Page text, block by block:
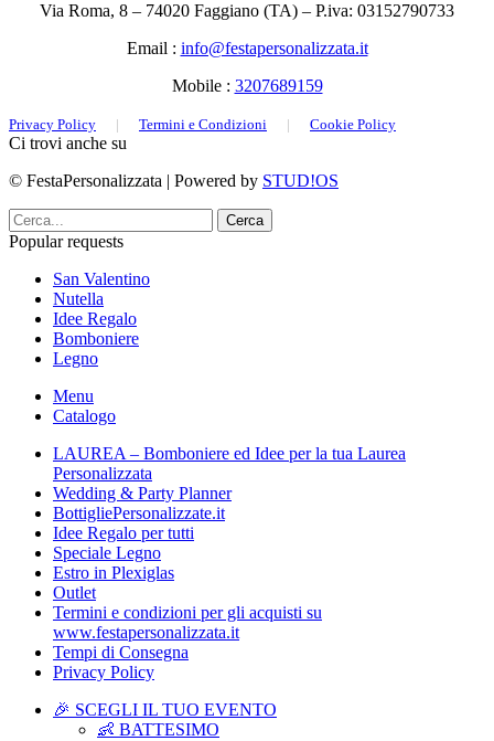
Via Roma, 8 – 74020 Faggiano (TA) – P.iva: 03152790733
Email : info@festapersonalizzata.it
Mobile : 3207689159
Privacy Policy | Termini e Condizioni | Cookie Policy
Ci trovi anche su
© FestaPersonalizzata | Powered by STUD!OS
Cerca
Popular requests
San Valentino
Nutella
Idee Regalo
Bomboniere
Legno
Menu
Catalogo
LAUREA – Bomboniere ed Idee per la tua Laurea
Personalizzata
Wedding & Party Planner
BottigliePersonalizzate.it
Idee Regalo per tutti
Speciale Legno
Estro in Plexiglas
Outlet
Termini e condizioni per gli acquisti su
www.festapersonalizzata.it
Tempi di Consegna
Privacy Policy
🎉 SCEGLI IL TUO EVENTO
👶 BATTESIMO